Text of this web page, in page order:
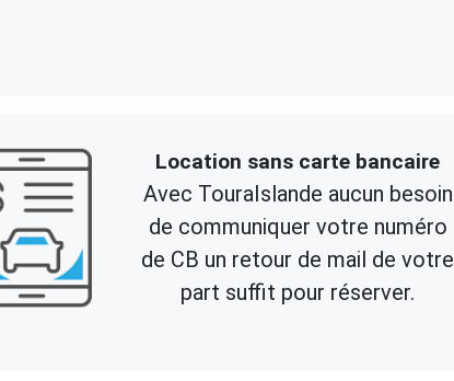
Location sans carte bancaire
Avec TouraIslande aucun besoin
de communiquer votre numéro
de CB un retour de mail de votre
part suffit pour réserver.